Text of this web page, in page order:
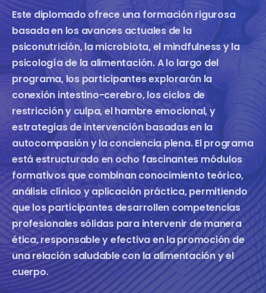
Este diplomado ofrece una formación rigurosa
basada en los avances actuales de la
psiconutrición, la microbiota, el mindfulness y la
psicología de la alimentación. A lo largo del
programa, los participantes explorarán la
conexión intestino-cerebro, los ciclos de
restricción y culpa, el hambre emocional, y
estrategias de intervención basadas en la
autocompasión y la conciencia plena. El programa
está estructurado en ocho fascinantes módulos
formativos que combinan conocimiento teórico,
análisis clínico y aplicación práctica, permitiendo
que los participantes desarrollen competencias
profesionales sólidas para intervenir de manera
ética, responsable y efectiva en la promoción de
una relación saludable con la alimentación y el
cuerpo.